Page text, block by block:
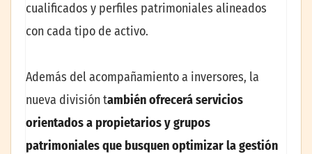
cualificados y perfiles patrimoniales alineados
con cada tipo de activo.
Además del acompañamiento a inversores, la
nueva división también ofrecerá servicios
orientados a propietarios y grupos
patrimoniales que busquen optimizar la gestión